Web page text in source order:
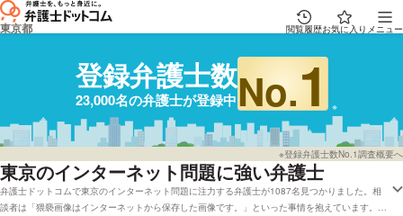
東京都 閲覧履歴お気に入り メニュー
登録弁護士数
23,000名の弁護士が登録中No.1
※登録弁護士数No.1調査概要へ
東京のインターネット問題に強い弁護士
弁護士ドットコムで東京のインターネット問題に注力する弁護士が1087名見つかりました。相
談者は「猥褻画像はインターネットから保存した画像です。」といった事情を抱えています。弁